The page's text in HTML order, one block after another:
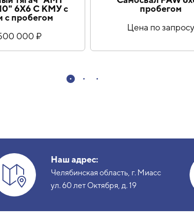
6Х6 С КМУ с
с пробегом
000 ₽
пробегом
Цена по запросу
Наш адрес:
Челябинская область, г. Миасс
ул. 60 лет Октября, д. 19